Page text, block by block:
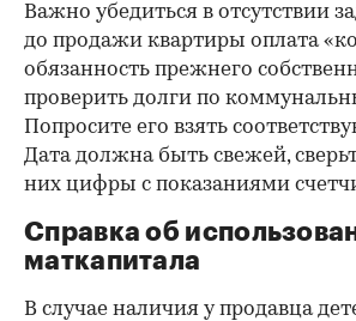
Важно убедиться в отсутствии
до продажи квартиры оплата
обязанность прежнего
проверить долги по
Попросите его взять
Дата должна быть свежей,
них цифры с показаниями
Справка об
маткапитала
В случае наличия у продавца